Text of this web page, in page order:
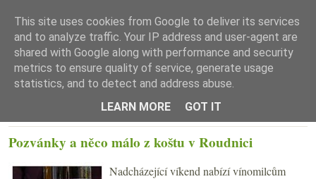
☰ Menu
Pozvánky a něco málo z koštu v Roudnici
Nadcházející víkend nabízí vínomilcům
This site uses cookies from Google to deliver its services
and to analyze traffic. Your IP address and user-agent are
shared with Google along with performance and security
metrics to ensure quality of service, generate usage
statistics, and to detect and address abuse.
LEARN MORE
GOT IT